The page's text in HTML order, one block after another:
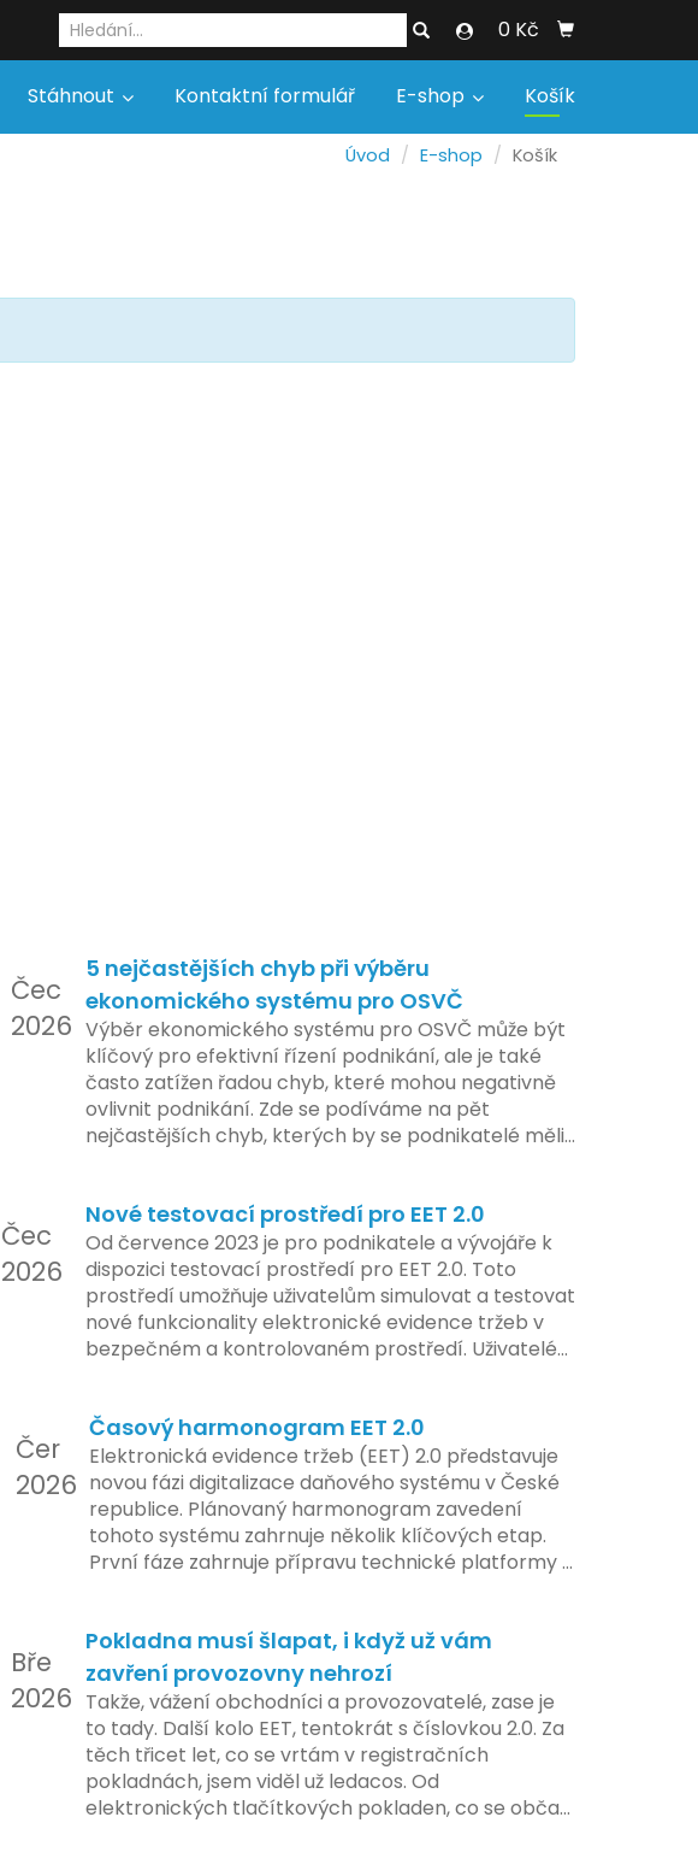
0 Kč
Stáhnout Kontaktní formulář E-shop Košík
Úvod E-shop Košík
Čec
2026
5 nejčastějších chyb při výběru
ekonomického systému pro OSVČ
Výběr ekonomického systému pro OSVČ může být
klíčový pro efektivní řízení podnikání, ale je také
často zatížen řadou chyb, které mohou negativně
ovlivnit podnikání. Zde se podíváme na pět
nejčastějších chyb, kterých by se podnikatelé měli
Čec
2026
Nové testovací prostředí pro EET 2.0
Od července 2023 je pro podnikatele a vývojáře k
dispozici testovací prostředí pro EET 2.0. Toto
prostředí umožňuje uživatelům simulovat a testovat
nové funkcionality elektronické evidence tržeb v
bezpečném a kontrolovaném prostředí. Uživatelé
zavedení nového systému.
Čer
2026
Časový harmonogram EET 2.0
Elektronická evidence tržeb (EET) 2.0 představuje
novou fázi digitalizace daňového systému v České
republice. Plánovaný harmonogram zavedení
tohoto systému zahrnuje několik klíčových etap.
První fáze zahrnuje přípravu technické platformy a
umožní adaptaci systémů a rozšíření podpory pro
podnikatele, přičemž všechny potřebné
technologie by měly být dostupné k testování v
rámci pilotního programu. Druhá fáze, plánovaná
na první pololetí následujícího roku, je zaměřena
na školení a edukaci uživatelů, včetně přípravy
materiálů a školení pro zaměstnavatele a účetní
firmy. V této fázi dojde také k oficiálnímu spuštění
Bře
2026
Pokladna musí šlapat, i když už vám
zavření provozovny nehrozí
Takže, vážení obchodníci a provozovatelé, zase je
to tady. Další kolo EET, tentokrát s číslovkou 2.0. Za
těch třicet let, co se vrtám v registračních
pokladnách, jsem viděl už ledacos. Od
elektronických tlačítkových pokladen, co se občas